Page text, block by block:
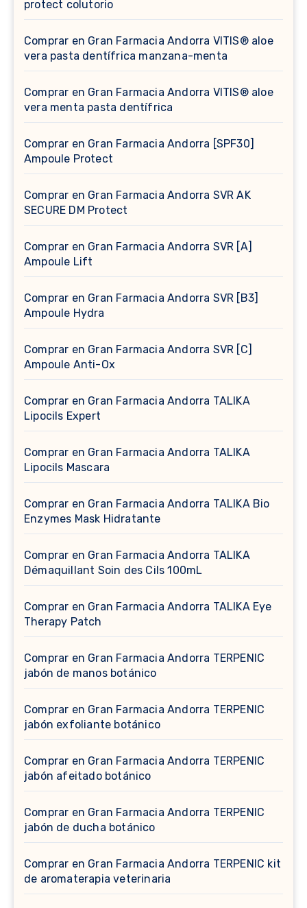
protect colutorio
Comprar en Gran Farmacia Andorra VITIS® aloe
vera pasta dentífrica manzana-menta
Comprar en Gran Farmacia Andorra VITIS® aloe
vera menta pasta dentífrica
Comprar en Gran Farmacia Andorra [SPF30]
Ampoule Protect
Comprar en Gran Farmacia Andorra SVR AK
SECURE DM Protect
Comprar en Gran Farmacia Andorra SVR [A]
Ampoule Lift
Comprar en Gran Farmacia Andorra SVR [B3]
Ampoule Hydra
Comprar en Gran Farmacia Andorra SVR [C]
Ampoule Anti-Ox
Comprar en Gran Farmacia Andorra TALIKA
Lipocils Expert
Comprar en Gran Farmacia Andorra TALIKA
Lipocils Mascara
Comprar en Gran Farmacia Andorra TALIKA Bio
Enzymes Mask Hidratante
Comprar en Gran Farmacia Andorra TALIKA
Démaquillant Soin des Cils 100mL
Comprar en Gran Farmacia Andorra TALIKA Eye
Therapy Patch
Comprar en Gran Farmacia Andorra TERPENIC
jabón de manos botánico
Comprar en Gran Farmacia Andorra TERPENIC
jabón exfoliante botánico
Comprar en Gran Farmacia Andorra TERPENIC
jabón afeitado botánico
Comprar en Gran Farmacia Andorra TERPENIC
jabón de ducha botánico
Comprar en Gran Farmacia Andorra TERPENIC kit
de aromaterapia veterinaria